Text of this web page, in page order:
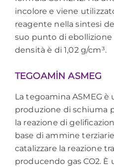
incolore e viene
reagente nella sintesi
suo punto di ebollizione
densità è di 1,02 g/cm³.
TEGOAMİN ASMEG
La tegoamina ASMEG è
produzione di schiuma
la reazione di
base di ammine
catalizzare la reazione
producendo gas CO2.